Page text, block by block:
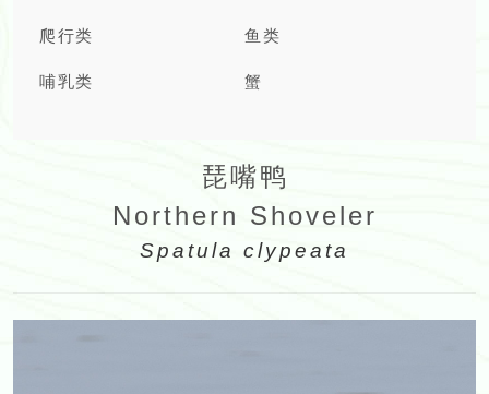
爬行类 鱼类
哺乳类 蟹
琵嘴鸭
Northern Shoveler
Spatula clypeata